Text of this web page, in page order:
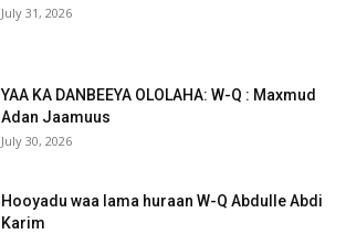
July 31, 2026
YAA KA DANBEEYA OLOLAHA: W-Q : Maxmud
Adan Jaamuus
July 30, 2026
Hooyadu waa lama huraan W-Q Abdulle Abdi
Karim